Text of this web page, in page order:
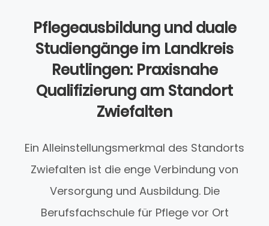
Pflegeausbildung und duale
Studiengänge im Landkreis
Reutlingen: Praxisnahe
Qualifizierung am Standort
Zwiefalten
Ein Alleinstellungsmerkmal des Standorts
Zwiefalten ist die enge Verbindung von
Versorgung und Ausbildung. Die
Berufsfachschule für Pflege vor Ort